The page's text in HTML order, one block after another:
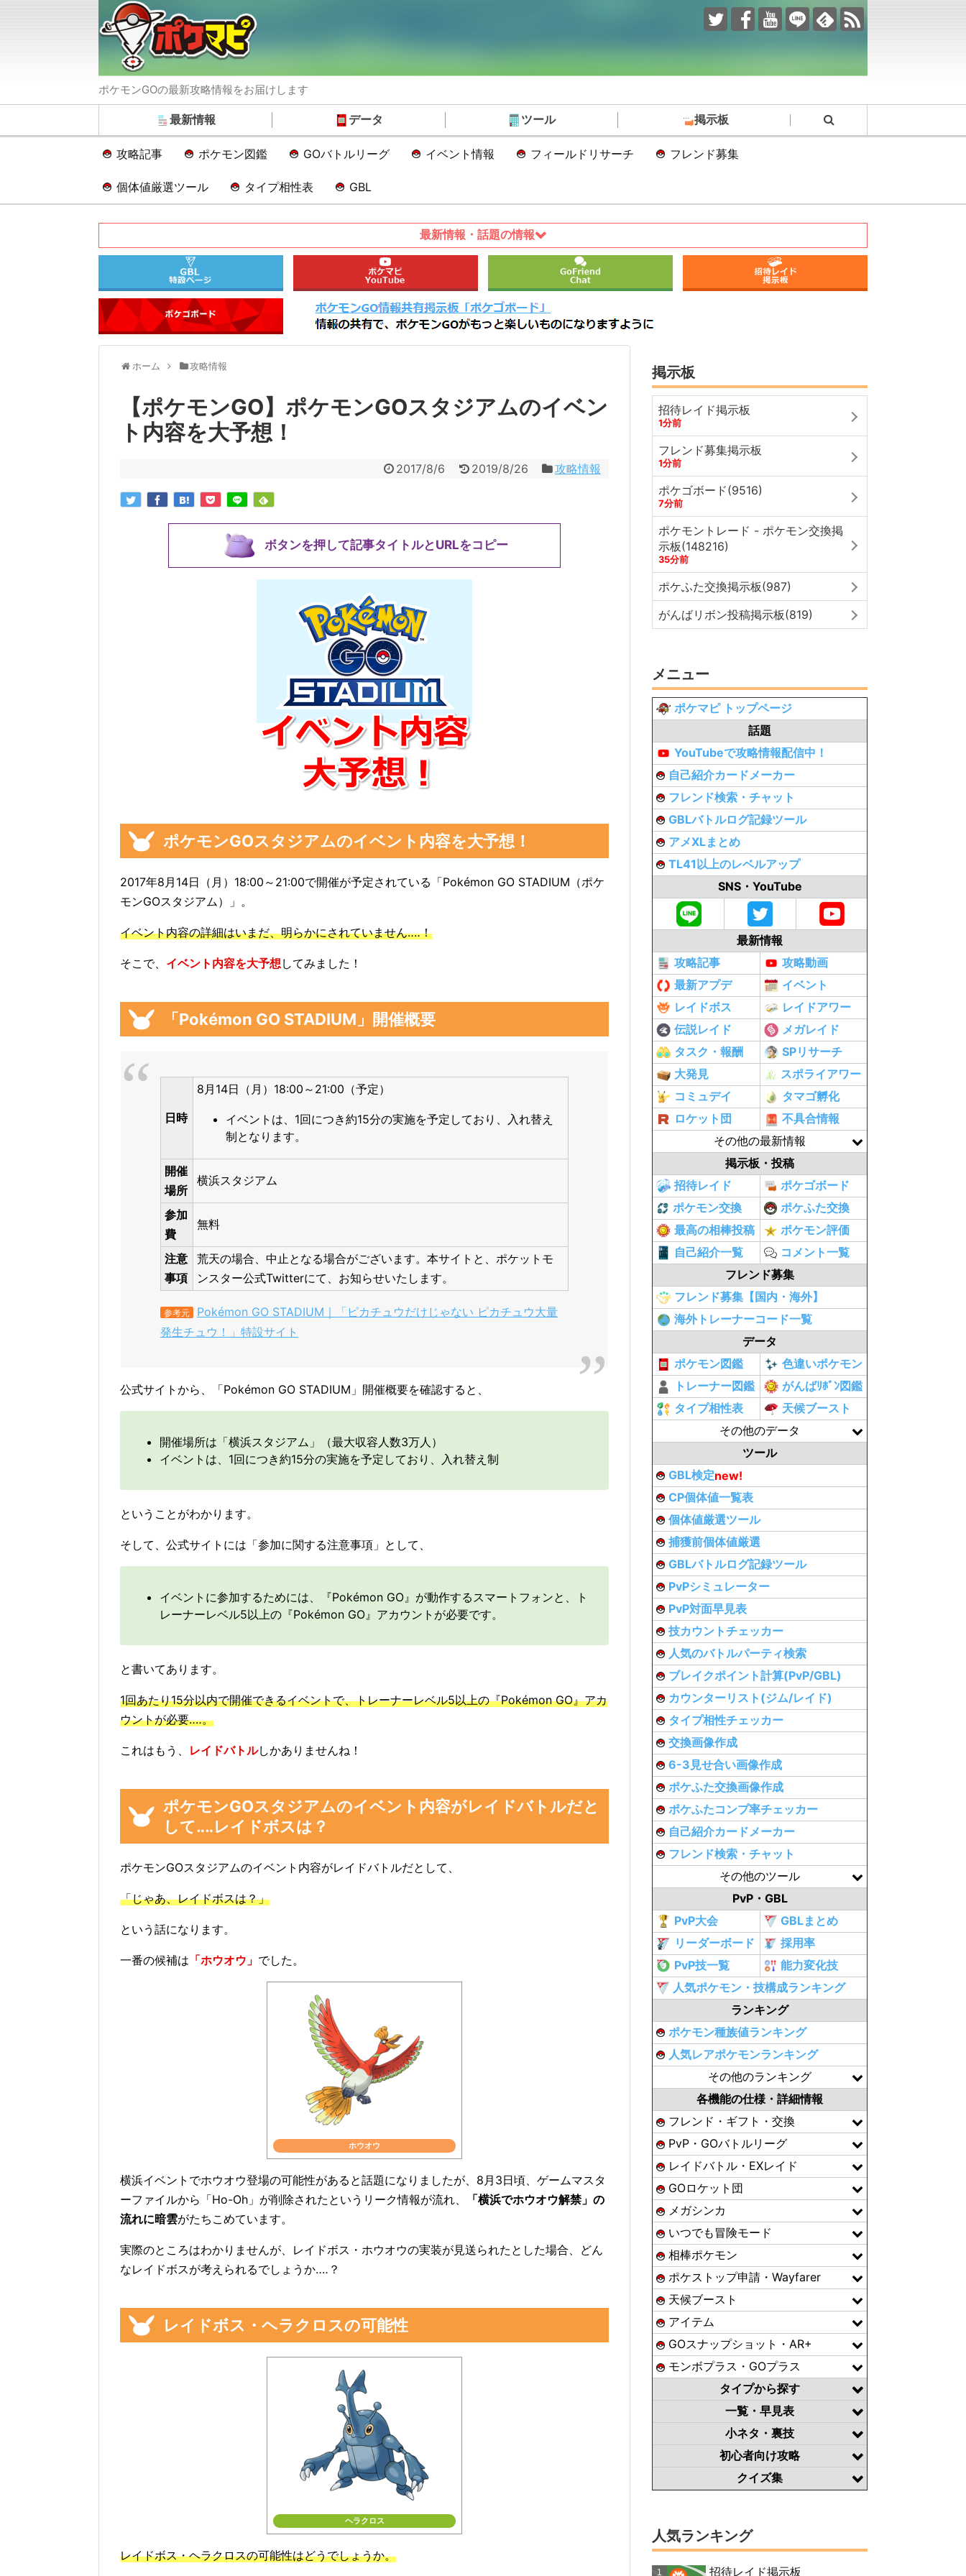
ポケモンGOの最新攻略情報をお届けします
最新情報 データ ツール 掲示板
攻略記事 ポケモン図鑑 GOバトルリーグ イベント情報 フィールドリサーチ フレンド募集
個体値厳選ツール タイプ相性表 GBL
最新情報・話題の情報
ホーム 攻略情報
【ポケモンGO】ポケモンGOスタジアムのイベン
ト内容を大予想！
2017/8/6 2019/8/26 攻略情報
ボタンを押して記事タイトルとURLをコピー
ポケモンGOスタジアムのイベント内容を大予想！
2017年8月14日（月）18:00～21:00で開催が予定されている「Pokémon GO STADIUM（ポケ
モンGOスタジアム）」。
イベント内容の詳細はいまだ、明らかにされていません‥‥！
そこで、 イベント内容を大予想してみました！
「Pokémon GO STADIUM」開催概要
日時
8月14日（月）18:00～21:00（予定）
イベントは、1回につき約15分の実施を予定しており、入れ替え
制となります。
開催
場所
横浜スタジアム
参加
費
無料
注意
事項
荒天の場合、中止となる場合がございます。本サイトと、ポケットモ
ンスター公式Twitterにて、お知らせいたします。
参考元
Pokémon GO STADIUM｜「ピカチュウだけじゃない ピカチュウ大量
発生チュウ！」特設サイト
公式サイトから、「Pokémon GO STADIUM」開催概要を確認すると、
開催場所は「横浜スタジアム」（最大収容人数3万人）
イベントは、1回につき約15分の実施を予定しており、入れ替え制
ということがわかります。
そして、公式サイトには「参加に関する注意事項」として、
イベントに参加するためには、『Pokémon GO』が動作するスマートフォンと、ト
レーナーレベル5以上の『Pokémon GO』アカウントが必要です。
と書いてあります。
1回あたり15分以内で開催できるイベントで、トレーナーレベル5以上の『Pokémon GO』アカ
ウントが必要‥‥。
これはもう、 レイドバトルしかありませんね！
ポケモンGOスタジアムのイベント内容がレイドバトルだと
して‥‥レイドボスは？
ポケモンGOスタジアムのイベント内容がレイドバトルだとして、
「じゃあ、レイドボスは？」
という話になります。
一番の候補は 「ホウオウ」 でした。
ホウオウ
横浜イベントでホウオウ登場の可能性があると話題になりましたが、8月3日頃、ゲームマスタ
ーファイルから「Ho-Oh」が削除されたというリーク情報が流れ、
「横浜でホウオウ解禁」の
流れに暗雲がたちこめています。
実際のところはわかりませんが、レイドボス・ホウオウの実装が見送られたとした場合、どん
なレイドボスが考えられるでしょうか‥‥？
レイドボス・ヘラクロスの可能性
ヘラクロス
レイドボス・ヘラクロスの可能性はどうでしょうか。
掲示板
招待レイド掲示板
1分前
フレンド募集掲示板
1分前
ポケゴボード(9516)
7分前
ポケモントレード - ポケモン交換掲
示板(148216)
35分前
ポケふた交換掲示板(987)
がんばリボン投稿掲示板(819)
メニュー
ポケマピ トップページ
話題
YouTubeで攻略情報配信中！
自己紹介カードメーカー
フレンド検索・チャット
GBLバトルログ記録ツール
アメXLまとめ
TL41以上のレベルアップ
SNS・YouTube
最新情報
攻略記事
攻略動画
最新アプデ
イベント
レイドボス
レイドアワー
伝説レイド
メガレイド
タスク・報酬
SPリサーチ
大発見
スポライアワー
コミュデイ
タマゴ孵化
ロケット団
不具合情報
その他の最新情報
掲示板・投稿
招待レイド
ポケゴボード
ポケモン交換
ポケふた交換
最高の相棒投稿
ポケモン評価
自己紹介一覧
コメント一覧
フレンド募集
フレンド募集【国内・海外】
海外トレーナーコード一覧
データ
ポケモン図鑑
色違いポケモン
トレーナー図鑑
がんばﾘﾎﾞﾝ図鑑
タイプ相性表
天候ブースト
その他のデータ
ツール
GBL検定new!
CP個体値一覧表
個体値厳選ツール
捕獲前個体値厳選
GBLバトルログ記録ツール
PvPシミュレーター
PvP対面早見表
技カウントチェッカー
人気のバトルパーティ検索
ブレイクポイント計算(PvP/GBL)
カウンターリスト(ジム/レイド)
タイプ相性チェッカー
交換画像作成
6-3見せ合い画像作成
ポケふた交換画像作成
ポケふたコンプ率チェッカー
自己紹介カードメーカー
フレンド検索・チャット
その他のツール
PvP・GBL
PvP大会
GBLまとめ
リーダーボード
採用率
PvP技一覧
能力変化技
人気ポケモン・技構成ランキング
ランキング
ポケモン種族値ランキング
人気レアポケモンランキング
その他のランキング
各機能の仕様・詳細情報
フレンド・ギフト・交換
PvP・GOバトルリーグ
レイドバトル・EXレイド
GOロケット団
メガシンカ
いつでも冒険モード
相棒ポケモン
ポケストップ申請・Wayfarer
天候ブースト
アイテム
GOスナップショット・AR+
モンボプラス・GOプラス
タイプから探す
一覧・早見表
小ネタ・裏技
初心者向け攻略
クイズ集
人気ランキング
招待レイド掲示板